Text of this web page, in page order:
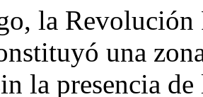
la
una
la presencia